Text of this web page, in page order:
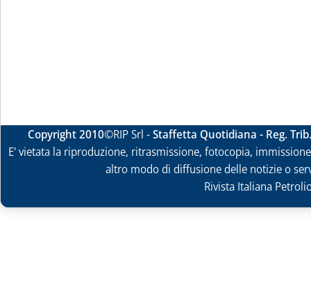
Copyright 2010©RIP Srl -Staffetta Quotidiana - Reg.
E' vietata la riproduzione, ritrasmissione, fotocopia,
altro modo di diffusione delle notizie o
Rivista Italiana